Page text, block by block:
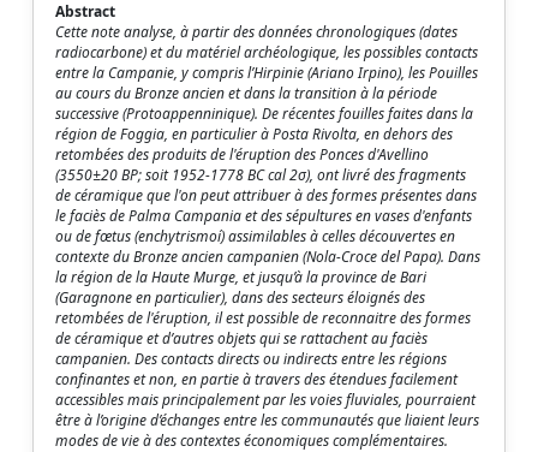
Abstract
Cette note analyse, à partir des données chronologiques (dates
radiocarbone) et du matériel archéologique, les possibles contacts
entre la Campanie, y compris l’Hirpinie (Ariano Irpino), les Pouilles
au cours du Bronze ancien et dans la transition à la période
successive (Protoappenninique). De récentes fouilles faites dans la
région de Foggia, en particulier à Posta Rivolta, en dehors des
retombées des produits de l'éruption des Ponces d'Avellino
(3550±20 BP; soit 1952-1778 BC cal 2σ), ont livré des fragments
de céramique que l'on peut attribuer à des formes présentes dans
le faciès de Palma Campania et des sépultures en vases d'enfants
ou de fœtus (enchytrismoí) assimilables à celles découvertes en
contexte du Bronze ancien campanien (Nola-Croce del Papa). Dans
la région de la Haute Murge, et jusqu’à la province de Bari
(Garagnone en particulier), dans des secteurs éloignés des
retombées de l'éruption, il est possible de reconnaitre des formes
de céramique et d’autres objets qui se rattachent au faciès
campanien. Des contacts directs ou indirects entre les régions
confinantes et non, en partie à travers des étendues facilement
accessibles mais principalement par les voies fluviales, pourraient
être à l’origine d’échanges entre les communautés que liaient leurs
modes de vie à des contextes économiques complémentaires.